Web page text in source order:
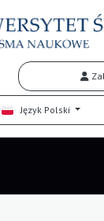
Język Polski